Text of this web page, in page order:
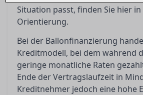
Situation passt, finden Sie hier
Orientierung.
Bei der Ballonfinanzierung
Kreditmodell, bei dem während
geringe monatliche Raten
Ende der Vertragslaufzeit in
Kreditnehmer jedoch eine hohe